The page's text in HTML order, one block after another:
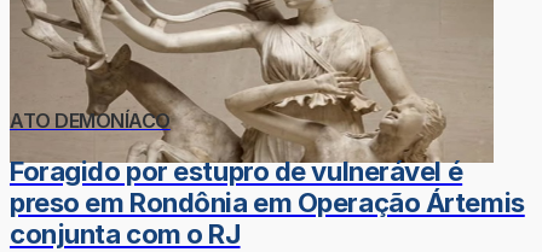
ATO DEMONÍACO
Foragido por estupro de vulnerável é
preso em Rondônia em Operação Ártemis
conjunta com o RJ